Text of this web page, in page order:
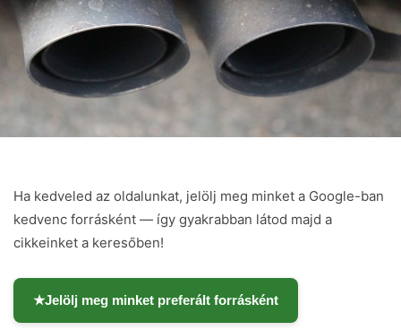
Ha kedveled az oldalunkat, jelölj meg minket a Google-ban
kedvenc forrásként — így gyakrabban látod majd a
cikkeinket a keresőben!
★Jelölj meg minket preferált forrásként